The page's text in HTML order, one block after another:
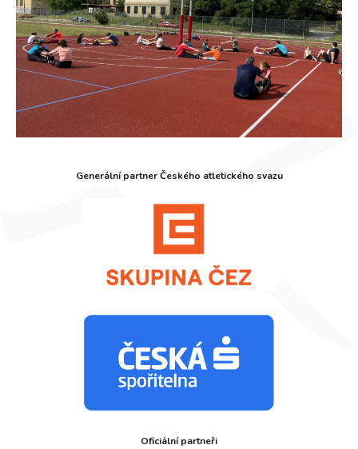
Generální partner Českého atletického svazu
Oficiální partneři